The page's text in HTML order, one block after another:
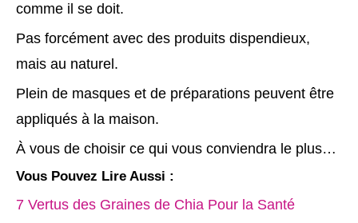
comme il se doit.
Pas forcément avec des produits dispendieux,
mais au naturel.
Plein de masques et de préparations peuvent être
appliqués à la maison.
À vous de choisir ce qui vous conviendra le plus…
Vous Pouvez Lire Aussi :
7 Vertus des Graines de Chia Pour la Santé